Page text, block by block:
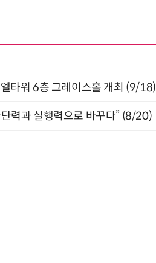
타워 6층 그레이스홀 개최 (9/18)
력과 실행력으로 바꾸다” (8/20)